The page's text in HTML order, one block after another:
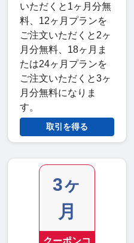
いただくと1ヶ月分無
料、12ヶ月プランを
ご注文いただくと2ヶ
月分無料、18ヶ月ま
たは24ヶ月プランを
ご注文いただくと3ヶ
月分無料になりま
す。
取引を得る
3ヶ
月
クーポンコ